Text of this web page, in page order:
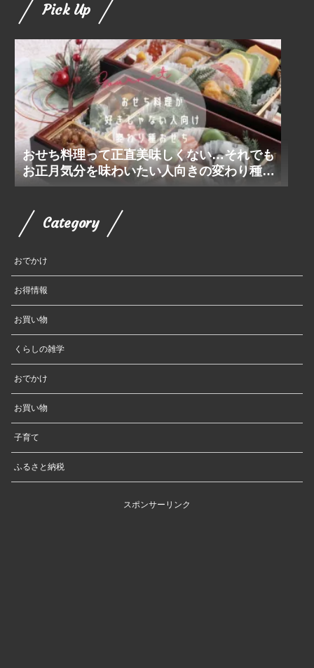
Pick Up
おせち料理って正直美味しくない…それでも
お正月気分を味わいたい人向きの変わり種お
せち
Category
おでかけ
お得情報
お買い物
くらしの雑学
おでかけ
お買い物
子育て
ふるさと納税
スポンサーリンク